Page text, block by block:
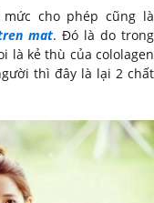
cho phép cũng là
mat. Đó là do trong
là kẻ thù của cololagen
thì đây là lại 2 chất